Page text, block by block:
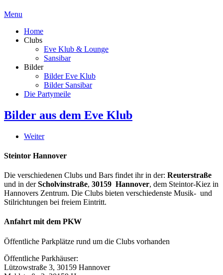
Menu
Home
Clubs
Eve Klub & Lounge
Sansibar
Bilder
Bilder Eve Klub
Bilder Sansibar
Die Partymeile
Bilder aus dem Eve Klub
Weiter
Steintor Hannover
Die verschiedenen Clubs und Bars findet ihr in der: Reuterstraße
und in derScholvinstraße, 30159 Hannover, dem Steintor-Kiez in
Hannovers Zentrum. Die Clubs bieten verschiedenste Musik- und
Stilrichtungen bei freiem Eintritt.
Anfahrt mit dem PKW
Öffentliche Parkplätze rund um die Clubs vorhanden
Öffentliche Parkhäuser:
Lützowstraße 3, 30159 Hannover